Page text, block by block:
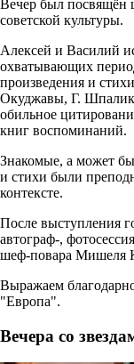
Вечер был посвящён
советской культуры.
Алексей и Василий
охватывающих
произведения и
Окуджавы, Г.
обильное
книг воспоминаний.
Знакомые, а может
и стихи были
контексте.
После выступления
автограф-,
шеф-повара Мишеля
Выражаем
"Европа".
Вечера со